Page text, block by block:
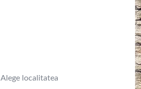
Alege localitatea